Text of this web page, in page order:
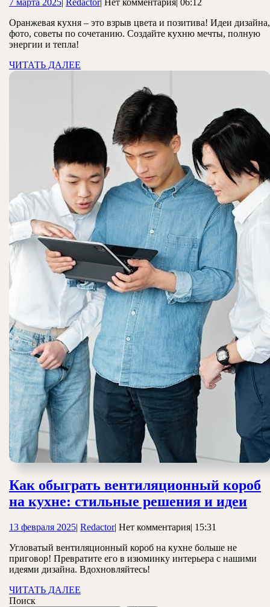
кухни:
идеи
и
примеры
7 марта 2025
2025
| Redactor| Нет комментария| 06:12
Оранжевая кухня – это взрыв цвета и позитива! Идеи дизайна,
фото, советы по сочетанию. Создайте кухню мечты, полную
энергии и тепла!
ЧИТАТЬ ДАЛЕЕ
Как обыграть вентиляционный короб
на кухне: стильные решения и идеи
на
13 февраля 202513
2025
| RedactorRedactor
| Нет комментария| 15:31
Угловатый вентиляционный короб на кухне больше не
приговор! Превратите его в изюминку интерьера с нашими
идеями дизайна. Вдохновляйтесь!
ЧИТАТЬ ДАЛЕЕ
Поиск